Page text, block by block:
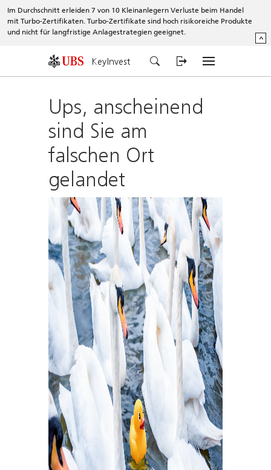
Im Durchschnitt erleiden 7 von 10 Kleinanlegern Verluste beim Handel
mit Turbo-Zertifikaten. Turbo-Zertifikate sind hoch risikoreiche Produkte
und nicht für langfristige Anlagestrategien geeignet.
^
KeyInvest
Ups, anscheinend
sind Sie am
falschen Ort
gelandet